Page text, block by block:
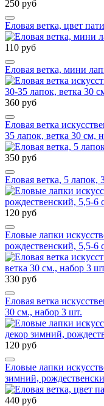
250 руб
Еловая ветка, цвет
110 руб
Еловая ветка, мини
360 руб
Еловая ветка
35 лапок, ветка 30 см,
350 руб
Еловая ветка, 5 лапок,
120 руб
Еловые лапки
рождественский, 5,5-6
330 руб
Еловая ветка
30 см., набор 3 шт.
120 руб
Еловые лапки
зимний,
440 руб